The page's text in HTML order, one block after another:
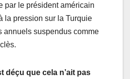
par le président américain
la pression sur la Turquie
annuels suspendus comme
déçu que cela n’ait pas